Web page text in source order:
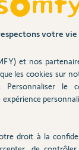
le moteur en
et fermeture en
je reçois de la
au fil de
votre
et nos
les cookies sur
Personnaliser le
droit à la